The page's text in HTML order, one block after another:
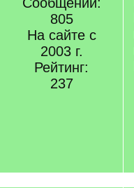
805
На сайте с
2003 г.
Рейтинг:
237